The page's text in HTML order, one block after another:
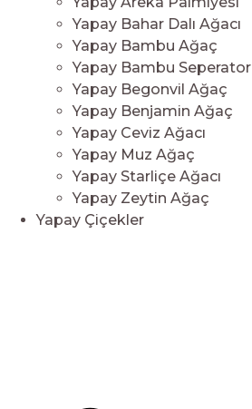
Yapay Bahar Dalı Ağacı
Yapay Bambu Ağaç
Yapay Bambu Seperator
Yapay Begonvil Ağaç
Yapay Benjamin Ağaç
Yapay Ceviz Ağacı
Yapay Muz Ağaç
Yapay Starliçe Ağacı
Yapay Zeytin Ağaç
Yapay Çiçekler